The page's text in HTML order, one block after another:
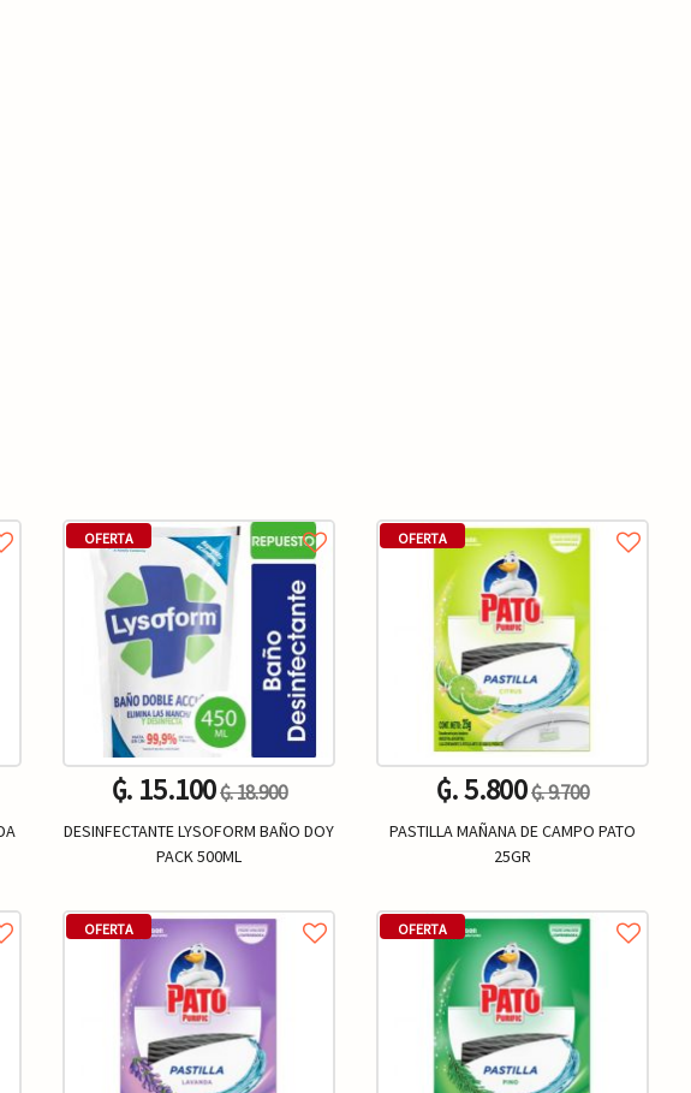
OFERTA
₲. 15.100₲. 18.900
DESINFECTANTE LYSOFORM BAÑO DOY
PACK 500ML
OFERTA
OFERTA
₲. 5.800₲. 9.700
PASTILLA MAÑANA DE CAMPO PATO
25GR
OFERTA